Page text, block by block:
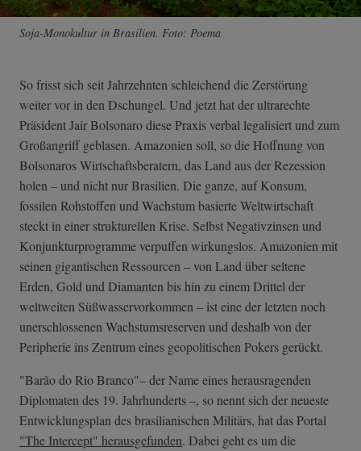
Soja-Monokultur in Brasilien. Foto: Poema
So frisst sich seit Jahrzehnten schleichend die Zerstörung
weiter vor in den Dschungel. Und jetzt hat der ultrarechte
Präsident Jair Bolsonaro diese Praxis verbal legalisiert und zum
Großangriff geblasen. Amazonien soll, so die Hoffnung von
Bolsonaros Wirtschaftsberatern, das Land aus der Rezession
holen – und nicht nur Brasilien. Die ganze, auf Konsum,
fossilen Rohstoffen und Wachstum basierte Weltwirtschaft
steckt in einer strukturellen Krise. Selbst Negativzinsen und
Konjunkturprogramme verpuffen wirkungslos. Amazonien mit
seinen gigantischen Ressourcen – von Land über seltene
Erden, Gold und Diamanten bis hin zu einem Drittel der
weltweiten Süßwasservorkommen – ist eine der letzten noch
unerschlossenen Wachstumsreserven und deshalb von der
Peripherie ins Zentrum eines geopolitischen Pokers gerückt.
"Barão do Rio Branco"– der Name eines herausragenden
Diplomaten des 19. Jahrhunderts –, so nennt sich der neueste
Entwicklungsplan des brasilianischen Militärs, hat das Portal
"The Intercept" herausgefunden. Dabei geht es um die